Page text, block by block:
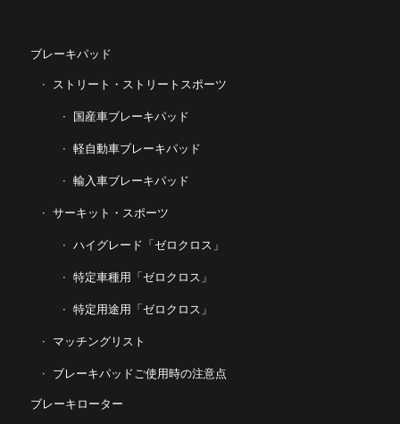
ブレーキパッド
ストリート・ストリートスポーツ
国産車ブレーキパッド
軽自動車ブレーキパッド
輸入車ブレーキパッド
サーキット・スポーツ
ハイグレード「ゼロクロス」
特定車種用「ゼロクロス」
特定用途用「ゼロクロス」
マッチングリスト
ブレーキパッドご使用時の注意点
ブレーキローター